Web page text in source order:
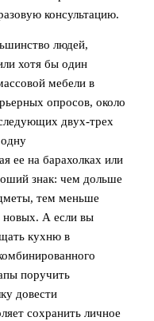
консультацию.
людей,
хотя бы один
мебели в
опросов, около
двух-трех
ее на барахолках или
знак: чем дольше
тем меньше
новых. А если вы
кухню в
поручить
довести
сохранить личное